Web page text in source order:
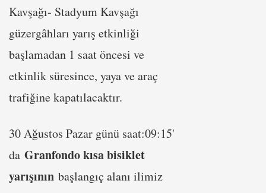
Kavşağı- Stadyum Kavşağı
güzergâhları yarış etkinliği
başlamadan 1 saat öncesi ve
etkinlik süresince, yaya ve araç
trafiğine kapatılacaktır.
30 Ağustos Pazar günü saat:09:15'
da Granfondo kısa bisiklet
yarışının başlangıç alanı ilimiz